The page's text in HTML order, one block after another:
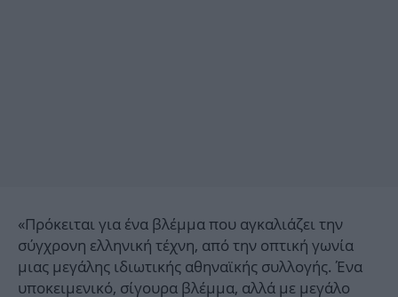
«Πρόκειται για ένα βλέμμα που αγκαλιάζει την
σύγχρονη ελληνική τέχνη, από την οπτική γωνία
μιας μεγάλης ιδιωτικής αθηναϊκής συλλογής. Ένα
υποκειμενικό, σίγουρα βλέμμα, αλλά με μεγάλο